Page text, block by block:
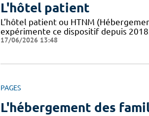
L'hôtel patient
L’hôtel patient ​​ou HTNM
expérimente ce dispositif depuis
17/06/2026 13:48
PAGES
L'hébergement des